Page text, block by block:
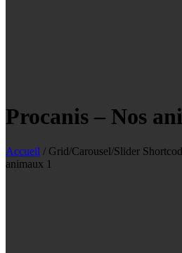
Procanis – Nos
Accueil / Grid/Carousel/Slider
animaux 1